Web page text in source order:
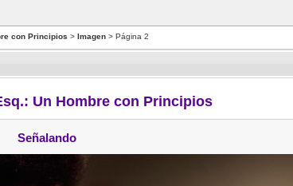
con Principios > Imagen > Página 2
Un Hombre con Principios
Señalando